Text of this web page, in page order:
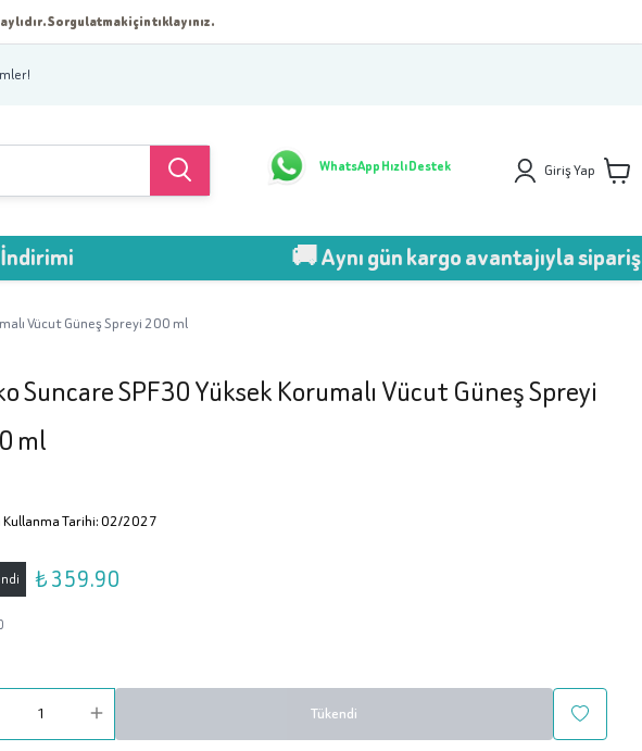
Sorgulatmak için tıklayınız.
WhatsApp Hızlı Destek Giriş Yap
🚚 Aynı gün kargo avantajıyla sipariş ver!
Vücut Güneş Spreyi 200 ml
Suncare SPF30 Yüksek Korumalı Vücut Güneş Spreyi
ml
Kullanma Tarihi: 02/2027
₺ 359.90
Tükendi